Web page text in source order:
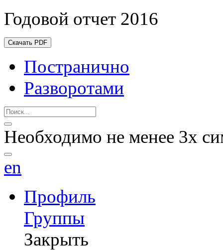
Годовой отчет 2016
Скачать PDF
Постранично
Разворотами
Необходимо не менее 3х
en
Профиль
Группы
Закрыть